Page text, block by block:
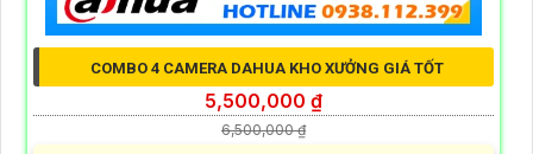
COMBO 4 CAMERA DAHUA KHO XƯỞNG GIÁ TỐT
5,500,000 ₫
6,500,000 ₫